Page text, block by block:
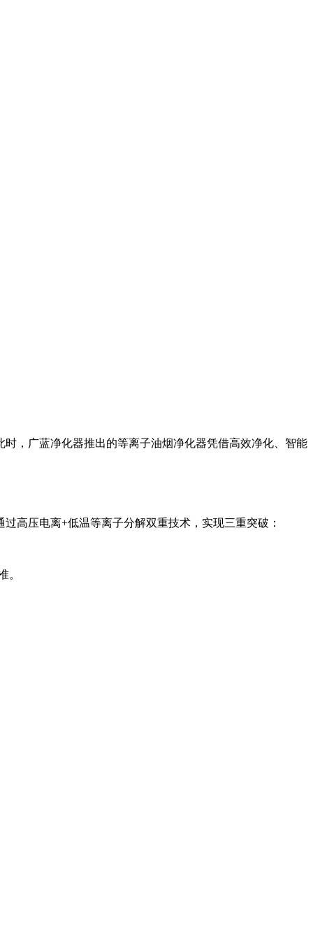
，广蓝净化器推出的等离子油烟净化器凭借高效净化、智能
高压电离+低温等离子分解双重技术，实现三重突破：
。